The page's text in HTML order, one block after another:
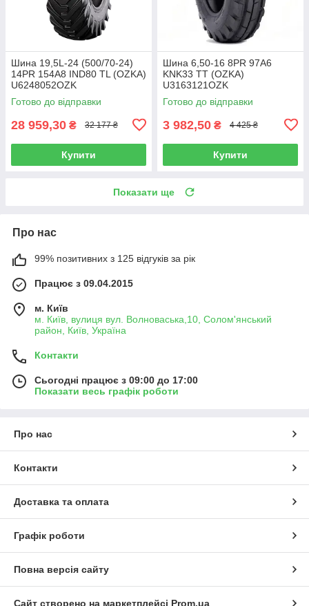
Шина 19,5L-24 (500/70-24)
14PR 154A8 IND80 TL (OZKA)
U6248052OZK
Готово до відправки
28 959,30 ₴ 32 177 ₴
Купити
Шина 6,50-16 8PR 97A6
KNK33 TT (OZKA)
U3163121OZK
Готово до відправки
3 982,50 ₴ 4 425 ₴
Купити
Показати ще
Про нас
99% позитивних з 125 відгуків за рік
Працює з 09.04.2015
м. Київ
м. Київ, вулиця вул. Волноваська,10, Солом'янський
район, Київ, Україна
Контакти
Сьогодні працює з 09:00 до 17:00
Показати весь графік роботи
Про нас
Контакти
Доставка та оплата
Графік роботи
Повна версія сайту
Сайт створено на маркетплейсі Prom.ua